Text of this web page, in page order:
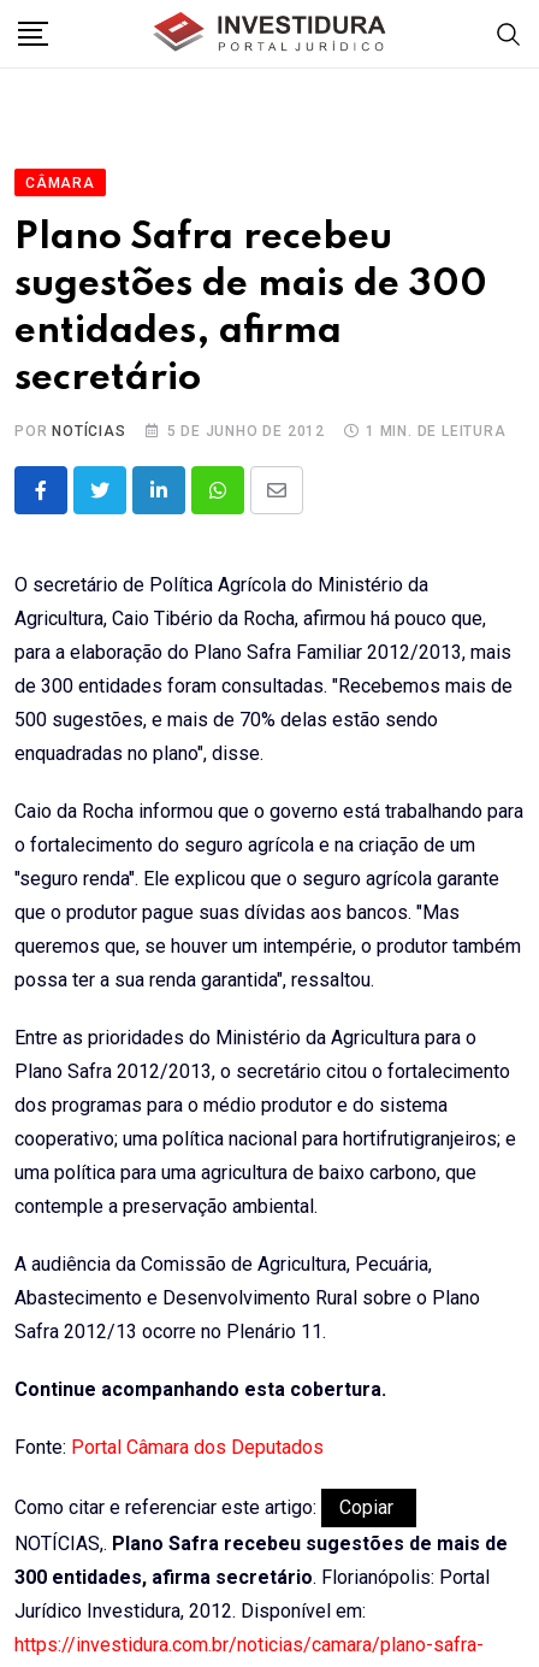
CÂMARA
Plano Safra recebeu
sugestões de mais de 300
entidades, afirma
secretário
POR NOTÍCIAS 5 DE JUNHO DE 2012 1 MIN. DE LEITURA
LinkedInWhatsappShare
Email
O secretário de Política Agrícola do Ministério da
Agricultura, Caio Tibério da Rocha, afirmou há pouco que,
para a elaboração do Plano Safra Familiar 2012/2013, mais
de 300 entidades foram consultadas. "Recebemos mais de
500 sugestões, e mais de 70% delas estão sendo
enquadradas no plano", disse.
Caio da Rocha informou que o governo está trabalhando para
o fortalecimento do seguro agrícola e na criação de um
"seguro renda". Ele explicou que o seguro agrícola garante
que o produtor pague suas dívidas aos bancos. "Mas
queremos que, se houver um intempérie, o produtor também
possa ter a sua renda garantida", ressaltou.
Entre as prioridades do Ministério da Agricultura para o
Plano Safra 2012/2013, o secretário citou o fortalecimento
dos programas para o médio produtor e do sistema
cooperativo; uma política nacional para hortifrutigranjeiros; e
uma política para uma agricultura de baixo carbono, que
contemple a preservação ambiental.
A audiência da Comissão de Agricultura, Pecuária,
Abastecimento e Desenvolvimento Rural sobre o Plano
Safra 2012/13 ocorre no Plenário 11.
Continue acompanhando esta cobertura.
Fonte: Portal Câmara dos Deputados
Como citar e referenciar este artigo:
Copiar
NOTÍCIAS,. Plano Safra recebeu sugestões de mais de
300 entidades, afirma secretário. Florianópolis: Portal
Jurídico Investidura, 2012. Disponível em:
https://investidura.com.br/noticias/camara/plano-safra-